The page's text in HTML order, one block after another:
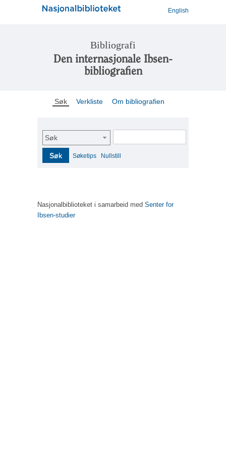
English
Bibliografi
Den internasjonale Ibsen-
bibliografien
Søk Verkliste Om bibliografien
Søk
Søk Søketips Nullstill
Nasjonalbiblioteket i samarbeid med Senter for
Ibsen-studier